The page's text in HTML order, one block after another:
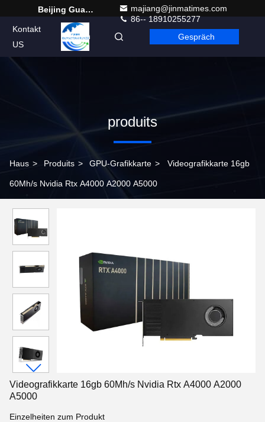
Beijing Guangtian Runze Technology Co., Ltd.
majiang@jinmatimes.com
86-- 18910255277
Kontakt
US
German Gespräch
produits
Haus > Produits > GPU-Grafikkarte > Videografikkarte 16gb
60Mh/s Nvidia Rtx A4000 A2000 A5000
Videografikkarte 16gb 60Mh/s Nvidia Rtx A4000 A2000
A5000
Einzelheiten zum Produkt